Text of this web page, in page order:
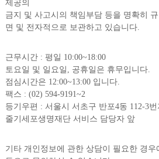
제공의
금지 및 사고시의 책임부담 등을 명확히
면 및 전자적으로 보관하고 있습니다.
근무시간 : 평일 10:00~18:00
토요일 및 일요일, 공휴일은 휴무입니다.
점심시간은 12:00~13:00 입니다.
팩스 : (02) 594-9191~2
등기우편 : 서울시 서초구 반포4동 112-3
줄기세포생명재단 서비스 담당자 앞
기타 개인정보에 관한 상담이 필요한 경우